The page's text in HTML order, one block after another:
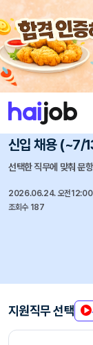
채용공고 자소서 자유
알파사이츠 즐겨찾기
글로벌 로테이
신입 채용 (~7/
선택한 직무에 맞춰 문
2026.06.24. 오전12:00
조회수 187
지원직무 선택